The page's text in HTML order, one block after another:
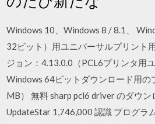
Windows 10、Windows 8 / 8.1、
32ビット）用ユニバーサルプリント
ジョン：4.13.0.0（PCL6プリンタ用
Windows 64ビットダウンロード用の
MB） 無料 sharp pcl6 driver のダウン
UpdateStar 1,746,000 認識 プログラ